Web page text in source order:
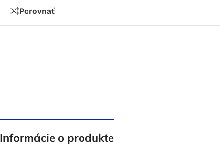
Porovnať
Informácie o produkte